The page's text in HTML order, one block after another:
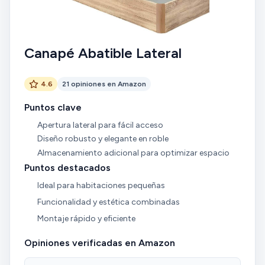
Canapé Abatible Lateral
4.6 21 opiniones en Amazon
Puntos clave
Apertura lateral para fácil acceso
Diseño robusto y elegante en roble
Almacenamiento adicional para optimizar espacio
Puntos destacados
Ideal para habitaciones pequeñas
Funcionalidad y estética combinadas
Montaje rápido y eficiente
Opiniones verificadas en Amazon